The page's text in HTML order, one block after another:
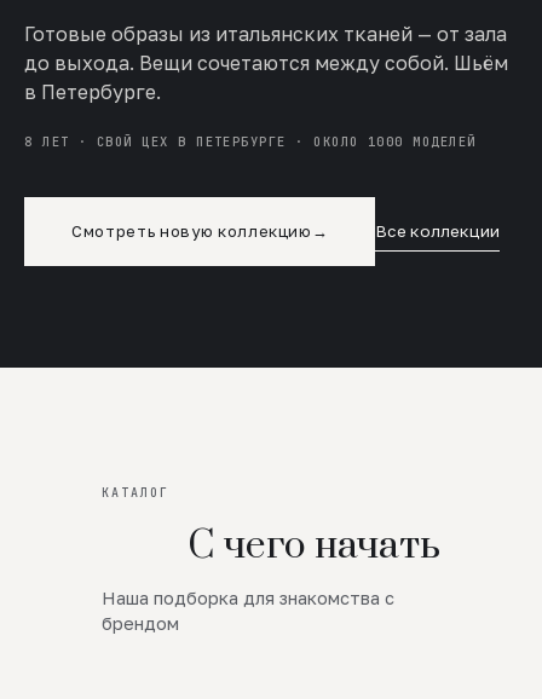
Готовые образы из итальянских тканей — от зала
до выхода. Вещи сочетаются между собой. Шьём
в Петербурге.
8 ЛЕТ · СВОЙ ЦЕХ В ПЕТЕРБУРГЕ · ОКОЛО 1000 МОДЕЛЕЙ
Смотреть новую коллекцию → Все коллекции
КАТАЛОГ
С чего начать
Наша подборка для знакомства с
брендом
Новинки
SALE